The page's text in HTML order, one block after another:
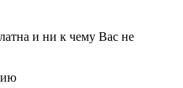
и ни к чему Вас не